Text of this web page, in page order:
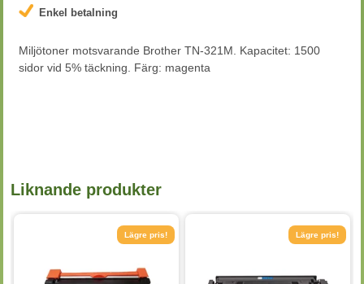
Enkel betalning
Miljötoner motsvarande Brother TN-321M. Kapacitet: 1500
sidor vid 5% täckning. Färg: magenta
Liknande produkter
Lägre pris! Lägre pris!